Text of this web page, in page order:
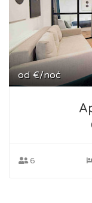
od €/noć
6